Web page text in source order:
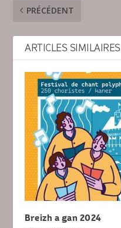
PRÉCÉDENT
ARTICLES SIMILAIRES
Breizh a gan 2024